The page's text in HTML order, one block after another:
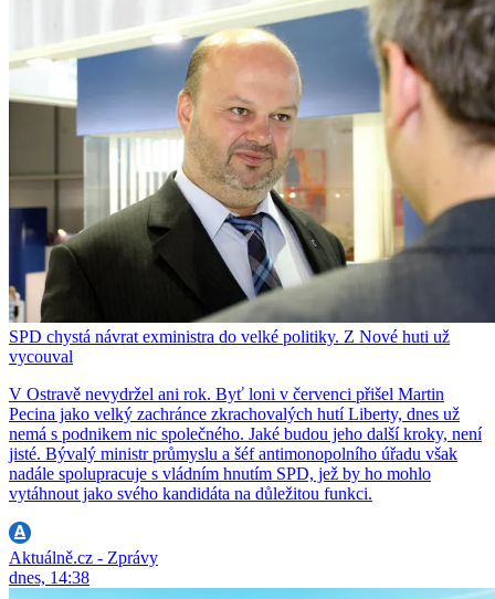
SPD chystá návrat exministra do velké politiky. Z Nové huti už
vycouval
V Ostravě nevydržel ani rok. Byť loni v červenci přišel Martin
Pecina jako velký zachránce zkrachovalých hutí Liberty, dnes už
nemá s podnikem nic společného. Jaké budou jeho další kroky, není
jisté. Bývalý ministr průmyslu a šéf antimonopolního úřadu však
nadále spolupracuje s vládním hnutím SPD, jež by ho mohlo
vytáhnout jako svého kandidáta na důležitou funkci.
Aktuálně.cz - Zprávy
dnes, 14:38